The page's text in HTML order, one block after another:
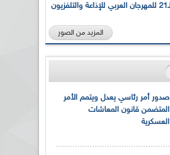
بالصور... الدورة الـ21 للمهرجان العربي للإذاعة والتلفزيون
المزيد من الصور
صدور أمر رئاسي يعدل ويتمم الأمر
المتضمن قانون المعاشات
العسكرية